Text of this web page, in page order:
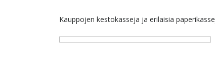
Kauppojen kestokasseja ja erilaisia